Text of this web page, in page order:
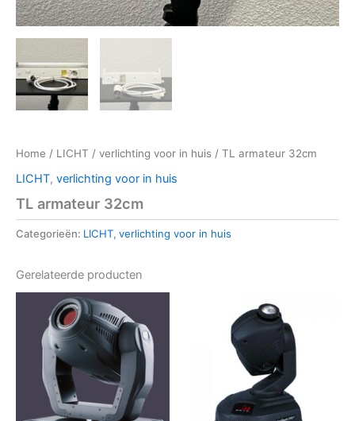
Home / LICHT / verlichting voor in huis / TL armateur 32cm
LICHT, verlichting voor in huis
TL armateur 32cm
Categorieën: LICHT, verlichting voor in huis
Gerelateerde producten